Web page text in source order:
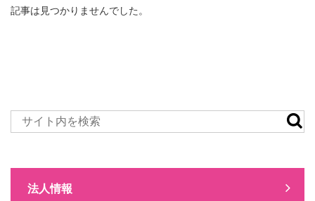
記事は見つかりませんでした。
法人情報